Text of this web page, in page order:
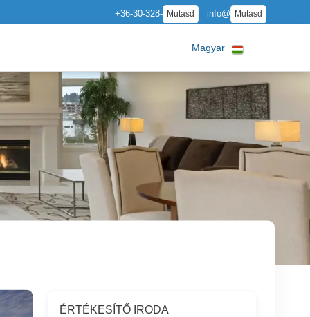
+36-30-328- Mutasd info@ Mutasd
Magyar
ÉRTÉKESÍTŐ IRODA